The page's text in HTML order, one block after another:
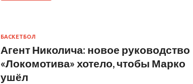
БАСКЕТБОЛ
Агент Николича: новое руководство
«Локомотива» хотело, чтобы Марко
ушёл